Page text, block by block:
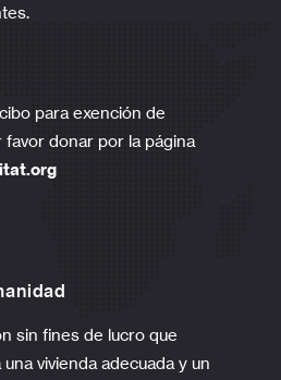
para exención de
favor donar por la página
sin fines de lucro que
vivienda adecuada y un